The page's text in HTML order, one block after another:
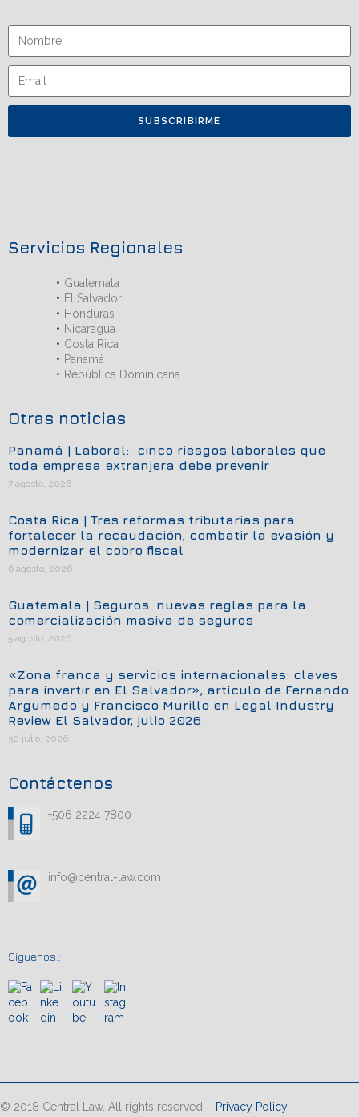
SUBSCRIBIRME
Servicios Regionales
Guatemala
El Salvador
Honduras
Nicaragua
Costa Rica
Panamá
República Dominicana
Otras noticias
Panamá | Laboral: cinco riesgos laborales que
toda empresa extranjera debe prevenir
7 agosto, 2026
Costa Rica | Tres reformas tributarias para
fortalecer la recaudación, combatir la evasión y
modernizar el cobro fiscal
6 agosto, 2026
Guatemala | Seguros: nuevas reglas para la
comercialización masiva de seguros
5 agosto, 2026
«Zona franca y servicios internacionales: claves
para invertir en El Salvador», artículo de Fernando
Argumedo y Francisco Murillo en Legal Industry
Review El Salvador, julio 2026
30 julio, 2026
Contáctenos
+506 2224 7800
info@central-law.com
Síguenos.:
© 2018 Central Law. All rights reserved – Privacy Policy